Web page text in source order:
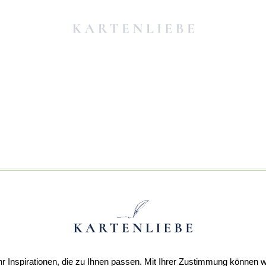
Inspirationen, die zu Ihnen passen. Mit Ihrer Zustimmung können